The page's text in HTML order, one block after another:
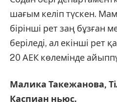
шағым келіп түскен.
бірінші рет заң бұзған
беріледі, ал екінші рет
20 АЕК көлемінде
Малика Такежанова,
Каспиан ньюс.